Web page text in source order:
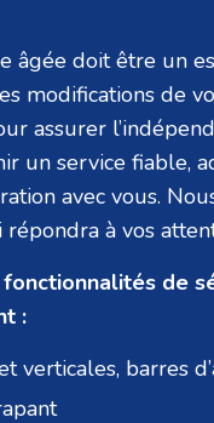
âgée doit être un
modifications de
assurer
un service fiable,
avec vous.
à vos
de
:
verticales, barres